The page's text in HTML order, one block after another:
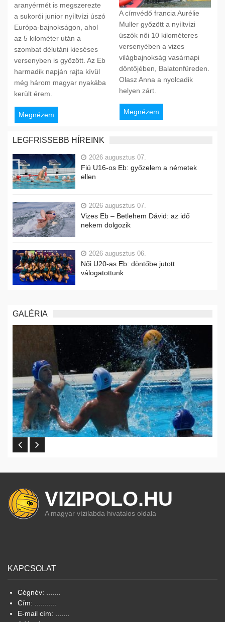
aranyérmét is megszerezte
a sukorói junior nyíltvízi úszó
Európa-bajnokságon, ahol
az 5 kilométer után a
szombat délutáni kieséses
versenyben is győzött. Az Eb
harmadik napján rajta kívül
még három magyar nyakába
került érem.
Megnézem
A címvédő francia Aurélie
Muller győzött a nyíltvízi
úszók női 10 kilométeres
versenyében a vizes
világbajnokság vasárnapi
döntőjében, Balatonfüreden.
Olasz Anna a nyolcadik
helyen zárt.
Megnézem
LEGFRISSEBB HÍREINK
2026 augusztus 07.
Fiú U16-os Eb: győzelem a németek
ellen
2026 augusztus 07.
Vizes Eb – Betlehem Dávid: az idő
nekem dolgozik
2026 augusztus 06.
Női U20-as Eb: döntőbe jutott
válogatottunk
GALÉRIA
VIZIPOLO.HU
A magyar vízilabda hivatalos oldala
KAPCSOLAT
Cégnév: .......
Cím: ...........
E-mail cím: .......